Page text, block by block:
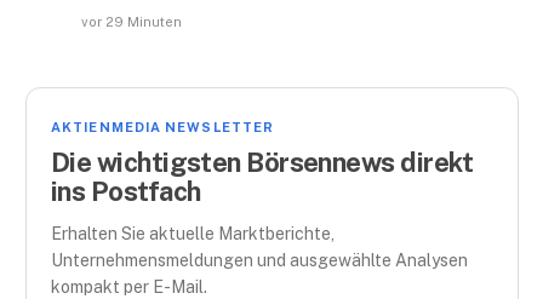
vor 29 Minuten
AKTIENMEDIA NEWSLETTER
Die wichtigsten Börsennews direkt
ins Postfach
Erhalten Sie aktuelle Marktberichte,
Unternehmensmeldungen und ausgewählte Analysen
kompakt per E-Mail.